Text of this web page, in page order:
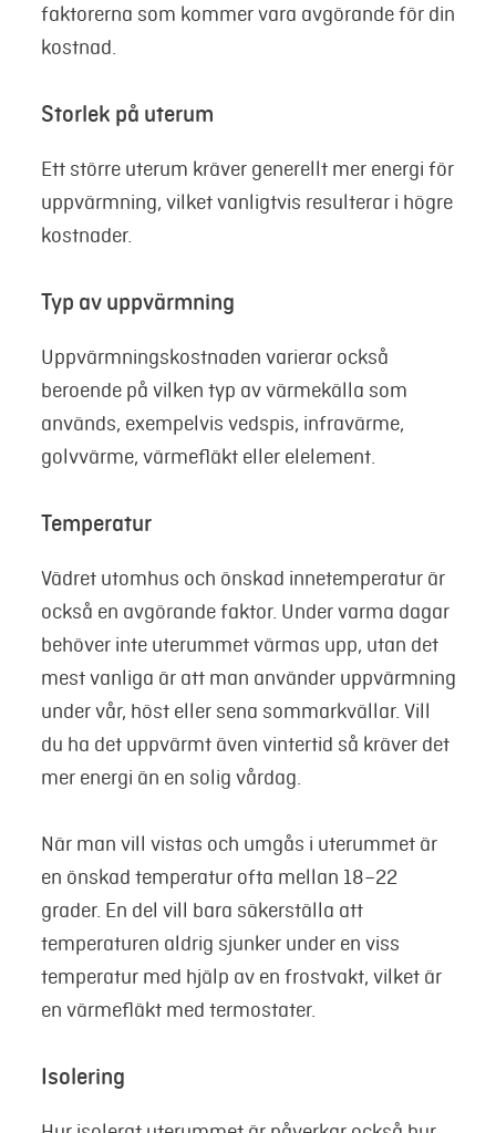
faktorerna som kommer vara avgörande för din
kostnad.
Storlek på uterum
Ett större uterum kräver generellt mer energi för
uppvärmning, vilket vanligtvis resulterar i högre
kostnader.
Typ av uppvärmning
Uppvärmningskostnaden varierar också
beroende på vilken typ av värmekälla som
används, exempelvis vedspis, infravärme,
golvvärme, värmefläkt eller elelement.
Temperatur
Vädret utomhus och önskad innetemperatur är
också en avgörande faktor. Under varma dagar
behöver inte uterummet värmas upp, utan det
mest vanliga är att man använder uppvärmning
under vår, höst eller sena sommarkvällar. Vill
du ha det uppvärmt även vintertid så kräver det
mer energi än en solig vårdag.
När man vill vistas och umgås i uterummet är
en önskad temperatur ofta mellan 18–22
grader. En del vill bara säkerställa att
temperaturen aldrig sjunker under en viss
temperatur med hjälp av en frostvakt, vilket är
en värmefläkt med termostater.
Isolering